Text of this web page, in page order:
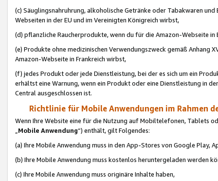
(c) Säuglingsnahruhrung, alkoholische Getränke oder Tabakwaren
Webseiten in der EU und im Vereinigten Königreich wirbst,
(d) pflanzliche Raucherprodukte, wenn du für die Amazon-Webseite in
(e) Produkte ohne medizinischen Verwendungszweck gemäß Anhang
Amazon-Webseite in Frankreich wirbst,
(f) jedes Produkt oder jede Dienstleistung, bei der es sich um ein
erhältst eine Warnung, wenn ein Produkt oder eine Dienstleistung in
Central ausgeschlossen ist.
Richtlinie für Mobile Anwendungen im Rahmen
Wenn Ihre Website eine für die Nutzung auf Mobiltelefonen, Tablets
„Mobile Anwendung“) enthält, gilt Folgendes:
(a) Ihre Mobile Anwendung muss in den App-Stores von Google Play,
(b) Ihre Mobile Anwendung muss kostenlos heruntergeladen werden
(c) Ihre Mobile Anwendung muss originäre Inhalte haben,